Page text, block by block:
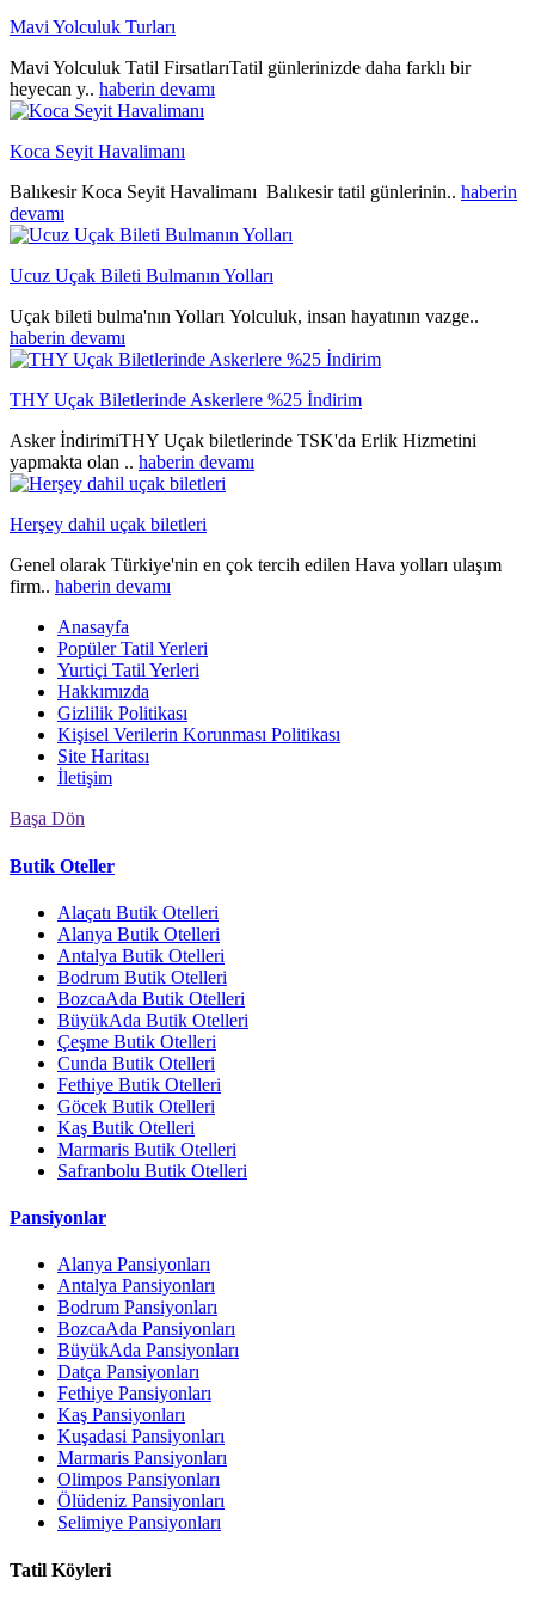
Mavi Yolculuk Turları
Mavi Yolculuk Tatil FirsatlarıTatil günlerinizde daha farklı bir
heyecan y.. haberin devamı
Koca Seyit Havalimanı
Balıkesir Koca Seyit Havalimanı Balıkesir tatil günlerinin.. haberin
devamı
Ucuz Uçak Bileti Bulmanın Yolları
Uçak bileti bulma'nın Yolları Yolculuk, insan hayatının vazge..
haberin devamı
THY Uçak Biletlerinde Askerlere %25 İndirim
Asker İndirimiTHY Uçak biletlerinde TSK'da Erlik Hizmetini
yapmakta olan .. haberin devamı
Herşey dahil uçak biletleri
Genel olarak Türkiye'nin en çok tercih edilen Hava yolları ulaşım
firm.. haberin devamı
Anasayfa
Popüler Tatil Yerleri
Yurtiçi Tatil Yerleri
Hakkımızda
Gizlilik Politikası
Kişisel Verilerin Korunması Politikası
Site Haritası
İletişim
Başa Dön
Butik Oteller
Alaçatı Butik Otelleri
Alanya Butik Otelleri
Antalya Butik Otelleri
Bodrum Butik Otelleri
BozcaAda Butik Otelleri
BüyükAda Butik Otelleri
Çeşme Butik Otelleri
Cunda Butik Otelleri
Fethiye Butik Otelleri
Göcek Butik Otelleri
Kaş Butik Otelleri
Marmaris Butik Otelleri
Safranbolu Butik Otelleri
Pansiyonlar
Alanya Pansiyonları
Antalya Pansiyonları
Bodrum Pansiyonları
BozcaAda Pansiyonları
BüyükAda Pansiyonları
Datça Pansiyonları
Fethiye Pansiyonları
Kaş Pansiyonları
Kuşadasi Pansiyonları
Marmaris Pansiyonları
Olimpos Pansiyonları
Ölüdeniz Pansiyonları
Selimiye Pansiyonları
Tatil Köyleri